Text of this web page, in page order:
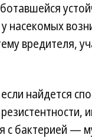
насекомых
вредителя,
найдется
с бактерией —